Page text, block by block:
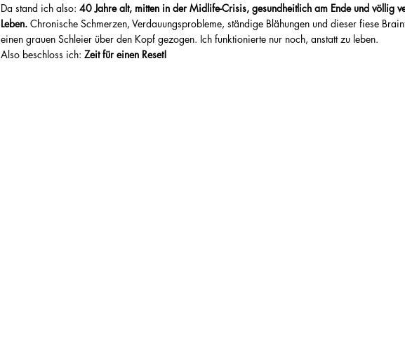
Da stand ich also: 40 Jahre alt, mitten in der Midlife-Crisis, gesundheitlich am Ende und völlig
Leben. Chronische Schmerzen, Verdauungsprobleme, ständige Blähungen und dieser fiese
einen grauen Schleier über den Kopf gezogen. Ich funktionierte nur noch, anstatt zu leben.
Also beschloss ich: Zeit für einen Reset!